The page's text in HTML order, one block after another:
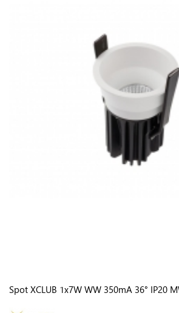
Spot XCLUB 1x7W WW 350mA 36° IP20